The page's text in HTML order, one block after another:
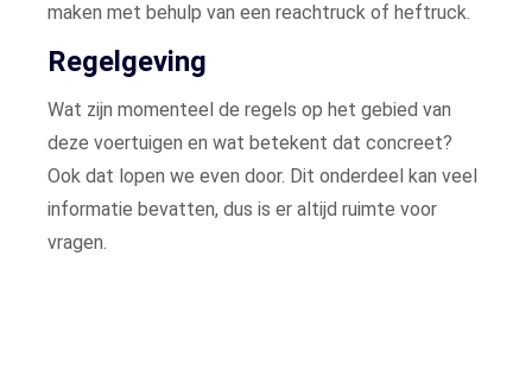
maken met behulp van een reachtruck of heftruck.
Regelgeving
Wat zijn momenteel de regels op het gebied van
deze voertuigen en wat betekent dat concreet?
Ook dat lopen we even door. Dit onderdeel kan veel
informatie bevatten, dus is er altijd ruimte voor
vragen.